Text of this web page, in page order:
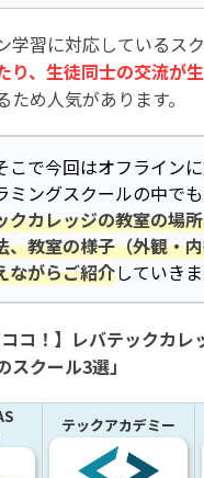
学習に対応しているス
り、生徒同士の交流が
ため人気があります。
こで今回はオフライン
ミングスクールの中で
クカレッジの教室の場
、教室の様子（外観・
ながらご紹介していきま
ココ！】レバテックカ
クール3選」
テックアカデミー